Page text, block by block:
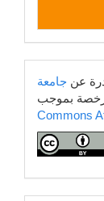
طلب
نشر
copyright
جامعة
Commons